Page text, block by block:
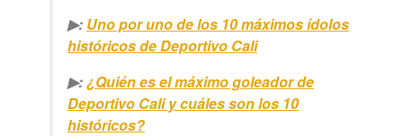
▶: Uno por uno de los 10 máximos ídolos
históricos de Deportivo Cali
▶:¿Quién es el máximo goleador de
Deportivo Cali y cuáles son los 10
históricos?